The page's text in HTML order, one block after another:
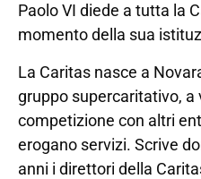
Paolo VI diede a tutta la
momento della sua
La Caritas nasce a
gruppo supercaritativo,
competizione con altri
erogano servizi. Scrive
anni i direttori della